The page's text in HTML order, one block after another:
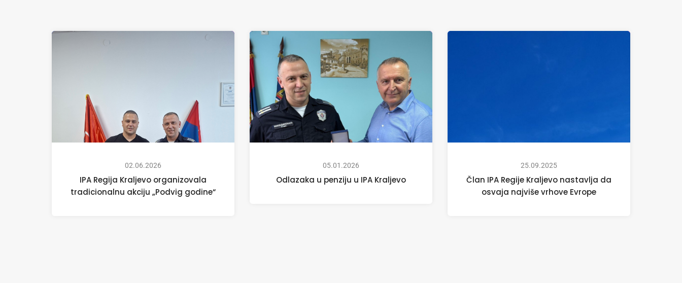
02.06.2026
IPA Regija Kraljevo organizovala
tradicionalnu akciju „Podvig godine“
05.01.2026
Odlazaka u penziju u IPA Kraljevo
25.09.2025
Član IPA Regije Kraljevo nastavlja da
osvaja najviše vrhove Evrope